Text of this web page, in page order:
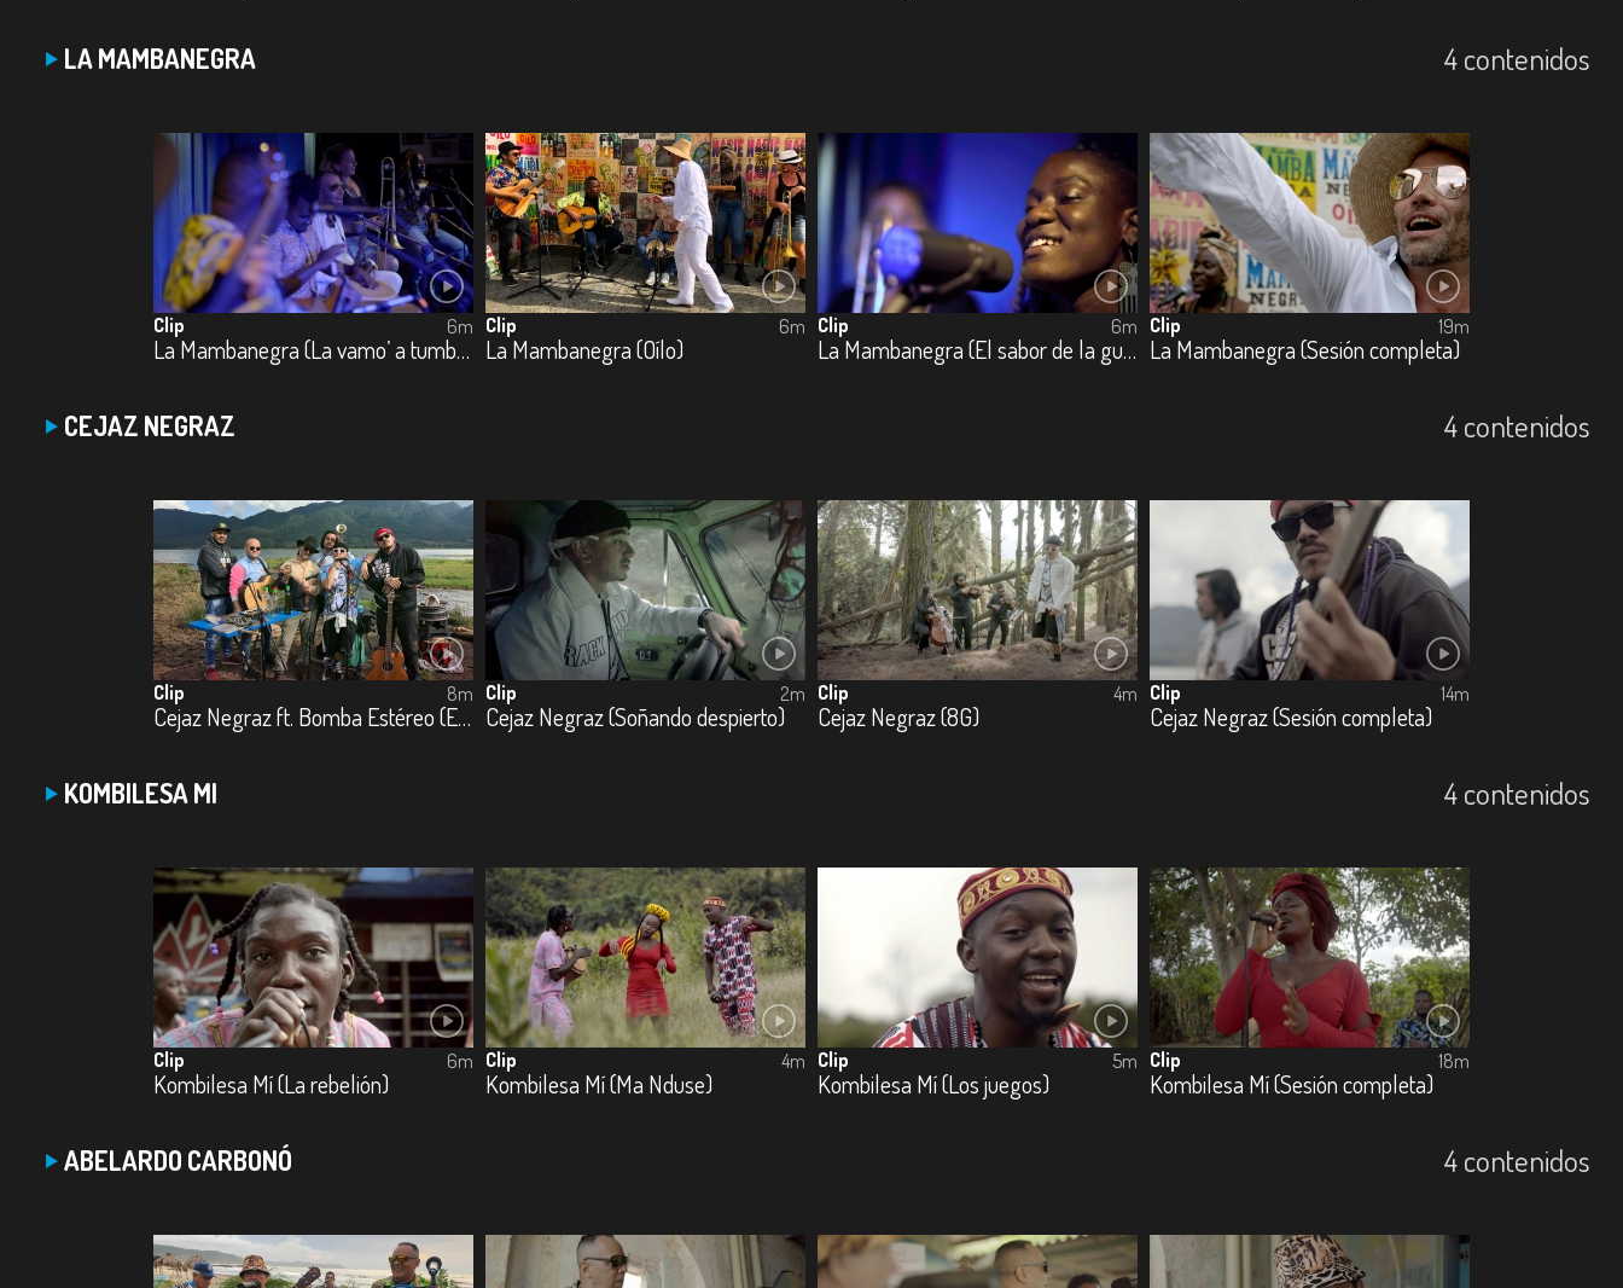
LA MAMBANEGRA 4 contenidos
Clip
La Mambanegra (La vamo’ a tumbá)
6m Clip
La Mambanegra (Oílo)
6m Clip
La Mambanegra (El sabor de la guayaba)
6m Clip
La Mambanegra (Sesión completa)
19m
CEJAZ NEGRAZ 4 contenidos
Clip
Cejaz Negraz ft. Bomba Estéreo (El Preso)
8m Clip
Cejaz Negraz (Soñando despierto)
2m Clip
Cejaz Negraz (8G)
4m Clip
Cejaz Negraz (Sesión completa)
14m
KOMBILESA MI 4 contenidos
Clip
Kombilesa Mí (La rebelión)
6m Clip
Kombilesa Mí (Ma Nduse)
4m Clip
Kombilesa Mí (Los juegos)
5m Clip
Kombilesa Mí (Sesión completa)
18m
ABELARDO CARBONÓ 4 contenidos